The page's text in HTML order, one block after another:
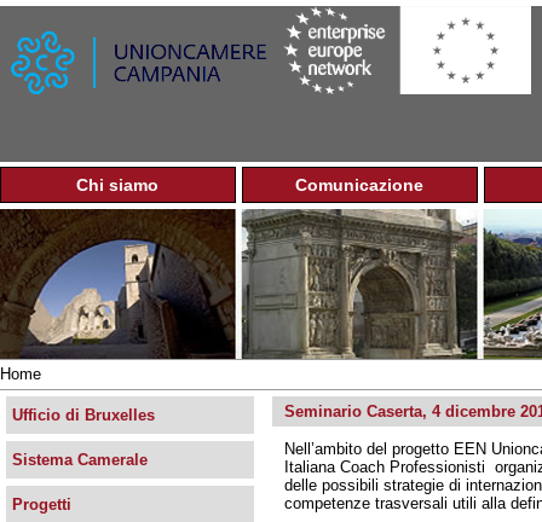
Jump to navigation
M
e
n
u
p
r
n
c
p
a
e
Chi siamo Comunicazione
Tu
sei
qui
Home
Seminario Caserta, 4 dicembre
Nell’ambito del progetto EEN
Italiana Coach Professionisti
delle possibili strategie di
competenze trasversali utili alla
Ufficio di Bruxelles
Sistema Camerale
Progetti